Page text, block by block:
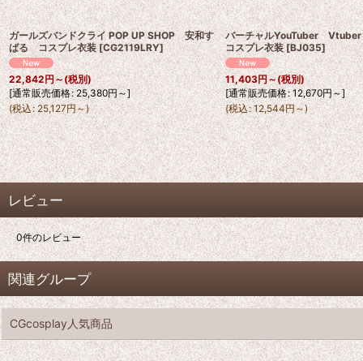
ガールズバンドクライ POP UP SHOP 安和す
ばる コスプレ衣装 [CG2119LRY]
22,842円～(税別)
[通常販売価格: 25,380円～]
(税込: 25,127円～)
バーチャルYouTuber
コスプレ衣装 [BJ035]
11,403円～ (税別)
[通常販売価格: 12,670円～]
(税込: 12,544円～)
レビュー
0件のレビュー
関連グループ
CGcosplay人気商品